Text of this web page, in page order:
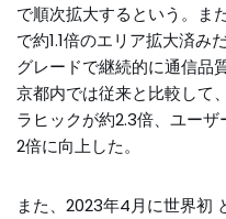
で順次拡大するという。ま
で約1.1倍のエリア拡大済み
グレードで継続的に通信品
京都内では従来と比較して
ラヒックが約2.3倍、ユー
2倍に向上した。
また、2023年4月に世界初